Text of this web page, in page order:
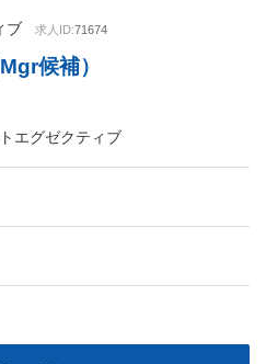
ブ 求人ID:71674
候補）
エグゼクティブ